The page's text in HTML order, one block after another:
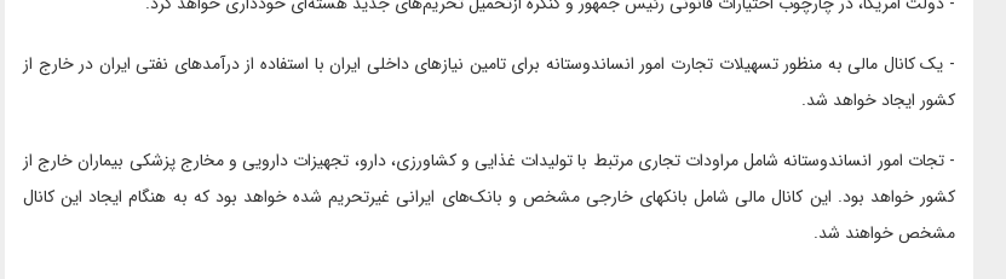
- یک کانال مالی به منظور تسهیلات تجارت امور انساندوستانه برای تامین نیازهای داخلی ایران با استفاده از درآمدهای نفتی ایران در خارج از
کشور ایجاد خواهد شد.
- تجات امور انساندوستانه شامل مراودات تجاری مرتبط با تولیدات غذایی و کشاورزی، دارو، تجهیزات دارویی و مخارج پزشکی بیماران خارج از
کشور خواهد بود. این کانال مالی شامل بانکهای خارجی مشخص و بانک‌های ایرانی غیرتحریم شده خواهد بود که به هنگام ایجاد این کانال
مشخص خواهند شد.